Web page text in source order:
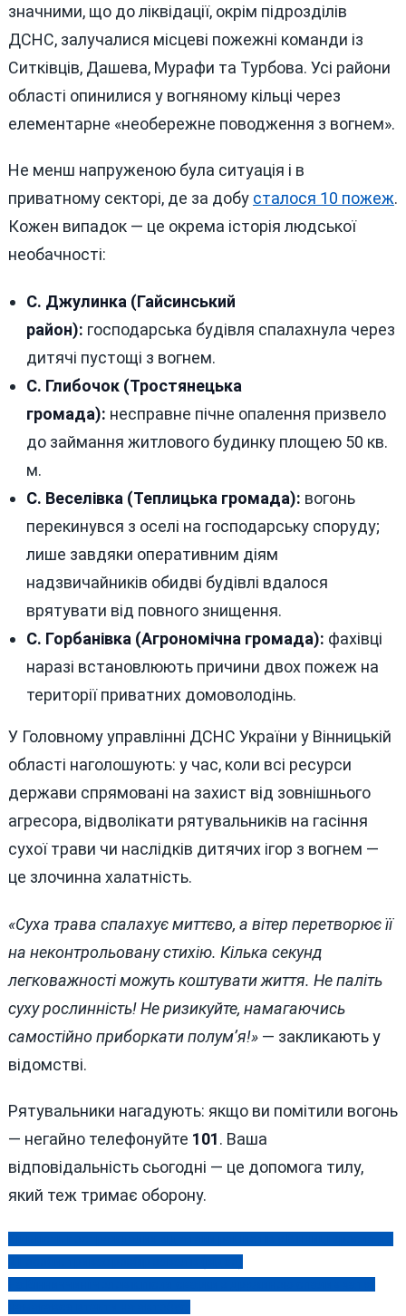
значними, що до ліквідації, окрім підрозділів
ДСНС, залучалися місцеві пожежні команди із
Ситківців, Дашева, Мурафи та Турбова. Усі райони
області опинилися у вогняному кільці через
елементарне «необережне поводження з вогнем».
Не менш напруженою була ситуація і в
приватному секторі, де за добу сталося 10 пожеж.
Кожен випадок — це окрема історія людської
необачності:
С. Джулинка (Гайсинський
район): господарська будівля спалахнула через
дитячі пустощі з вогнем.
С. Глибочок (Тростянецька
громада): несправне пічне опалення призвело
до займання житлового будинку площею 50 кв.
м.
С. Веселівка (Теплицька громада): вогонь
перекинувся з оселі на господарську споруду;
лише завдяки оперативним діям
надзвичайників обидві будівлі вдалося
врятувати від повного знищення.
С. Горбанівка (Агрономічна громада): фахівці
наразі встановлюють причини двох пожеж на
території приватних домоволодінь.
У Головному управлінні ДСНС України у Вінницькій
області наголошують: у час, коли всі ресурси
держави спрямовані на захист від зовнішнього
агресора, відволікати рятувальників на гасіння
сухої трави чи наслідків дитячих ігор з вогнем —
це злочинна халатність.
«Суха трава спалахує миттєво, а вітер перетворює її
на неконтрольовану стихію. Кілька секунд
легковажності можуть коштувати життя. Не паліть
суху рослинність! Не ризикуйте, намагаючись
самостійно приборкати полум’я!»— закликають у
відомстві.
Рятувальники нагадують: якщо ви помітили вогонь
— негайно телефонуйте 101. Ваша
відповідальність сьогодні — це допомога тилу,
який теж тримає оборону.
Навігація
записів